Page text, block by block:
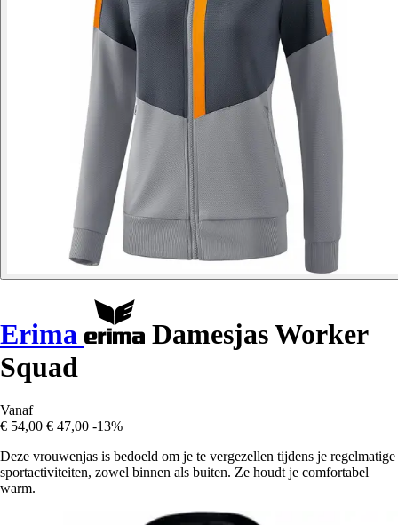
Erima
Damesjas Worker
Squad
Vanaf
€ 54,00 € 47,00 -13%
Deze vrouwenjas is bedoeld om je te vergezellen tijdens je regelmatige
sportactiviteiten, zowel binnen als buiten. Ze houdt je comfortabel
warm.